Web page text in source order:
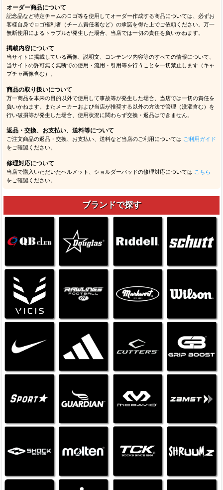
オーダー商品について
記念品など特定チームのロゴ等を使用してオーダー作成する商品については、必ずお
客様自身でロゴ権利者（チーム責任者など）の承諾を得た上でご依頼ください。万一
無断使用によるトラブルが発生した場合、当店では一切の責任を負いかねます。
掲載内容について
当サイトに掲載している画像、説明文、コンテンツ内容等のすべての情報について、
当サイトの許可無く無断での使用・流用・引用等を行うことを一切禁止します（キャ
プチャ画像含む）。
商品の取り扱いについて
万一商品を本来の目的以外で使用して事故等が発生した場合、当店では一切の責任を
負いかねます。またメーカーおよび当店が推奨する以外の方法で管理（洗濯含む）を
行い破損等が発生した場合、使用状況に関わらず交換・返品はできません。
返品・交換、お支払い、送料等について
ご注文商品の返品・交換、お支払い、送料など当店のご利用については ご利用ガイド
をご確認ください。
修理対応について
当店で購入いただいたヘルメット、ショルダーパッドの修理対応については こちら
をご確認ください。
ブランドで探す